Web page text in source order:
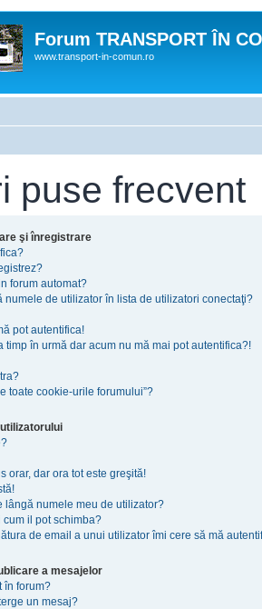
Forum TRANSPORT ÎN
www.transport-in-comun.ro
puse frecvent
şi înregistrare
forum automat?
numele de utilizator în lista de utilizatori conectaţi?
pot autentifica!
timp în urmă dar acum nu mă mai pot autentifica?!
toate cookie-urile forumului”?
orar, dar ora tot este greşită!
lângă numele meu de utilizator?
il pot schimba?
de email a unui utilizator îmi cere să mă
a mesajelor
în forum?
un mesaj?